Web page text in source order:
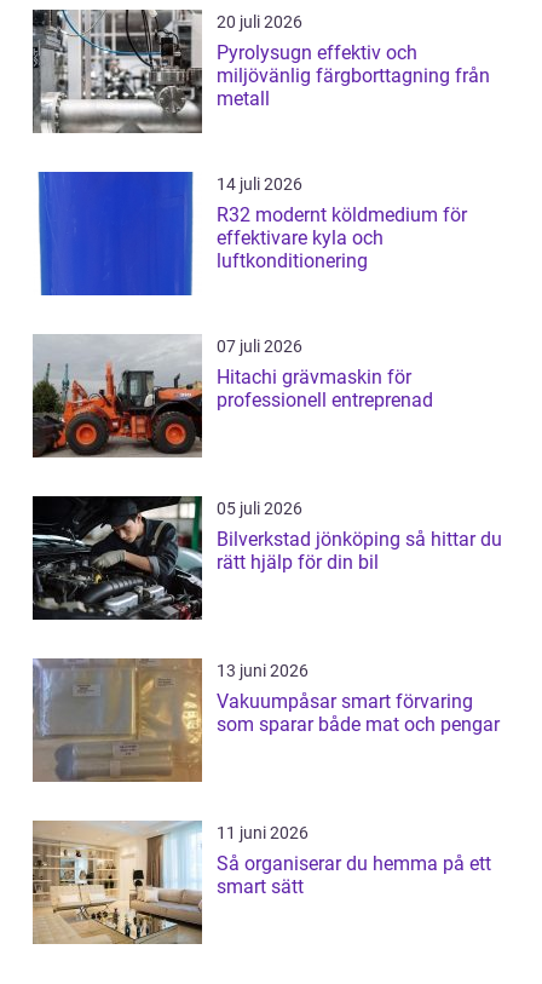
20 juli 2026
Pyrolysugn effektiv och
miljövänlig färgborttagning från
metall
14 juli 2026
R32 modernt köldmedium för
effektivare kyla och
luftkonditionering
07 juli 2026
Hitachi grävmaskin för
professionell entreprenad
05 juli 2026
Bilverkstad jönköping så hittar du
rätt hjälp för din bil
13 juni 2026
Vakuumpåsar smart förvaring
som sparar både mat och pengar
11 juni 2026
Så organiserar du hemma på ett
smart sätt